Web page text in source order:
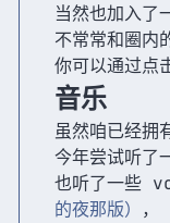
当然也加入
不常常和圈内
你可以通过
音乐
虽然咱已经
今年尝试听了
也听了一些
的夜那版） ，